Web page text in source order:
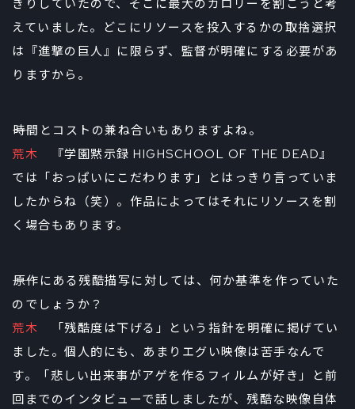
きりしていたので、そこに最大のカロリーを割こうと考
えていました。どこにリソースを投入するかの取捨選択
は『進撃の巨人』に限らず、監督が明確にする必要があ
りますから。
――時間とコストの兼ね合いもありますよね。
荒木 『学園黙示録 HIGHSCHOOL OF THE DEAD』
では「おっぱいにこだわります」とはっきり言っていま
したからね（笑）。作品によってはそれにリソースを割
く場合もあります。
――原作にある残酷描写に対しては、何か基準を作っていた
のでしょうか？
荒木 「残酷度は下げる」という指針を明確に掲げてい
ました。個人的にも、あまりエグい映像は苦手なんで
す。「悲しい出来事がアゲを作るフィルムが好き」と前
回までのインタビューで話しましたが、残酷な映像自体